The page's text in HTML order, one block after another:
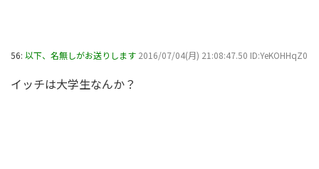
56: 以下、名無しがお送りします 2016/07/04(月) 21:08:47.50 ID:YeKOHHqZ0
イッチは大学生なんか？